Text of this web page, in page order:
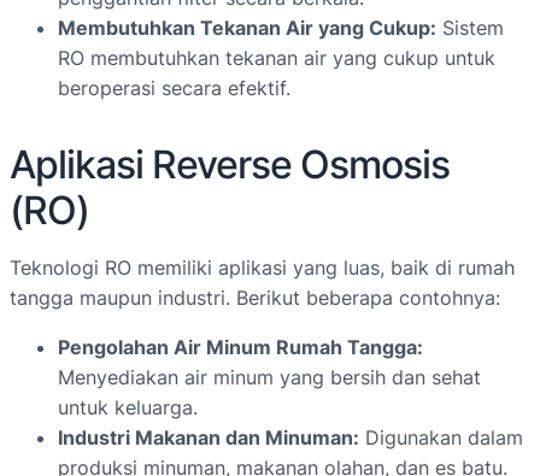
Membutuhkan Tekanan Air yang Cukup: Sistem
RO membutuhkan tekanan air yang cukup untuk
beroperasi secara efektif.
Aplikasi Reverse Osmosis
(RO)
Teknologi RO memiliki aplikasi yang luas, baik di rumah
tangga maupun industri. Berikut beberapa contohnya:
Pengolahan Air Minum Rumah Tangga:
Menyediakan air minum yang bersih dan sehat
untuk keluarga.
Industri Makanan dan Minuman: Digunakan dalam
produksi minuman, makanan olahan, dan es batu.